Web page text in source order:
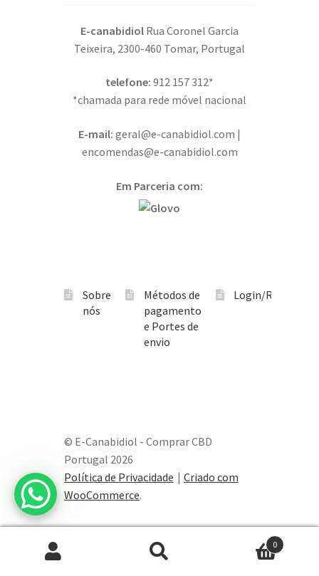
E-canabidiol Rua Coronel Garcia
Teixeira, 2300-460 Tomar, Portugal
telefone: 912 157 312*
*chamada para rede móvel nacional
E-mail: geral@e-canabidiol.com |
encomendas@e-canabidiol.com
Em Parceria com:
Sobre
nós
Métodos de
pagamento
e Portes de
envio
Login/Registo
© E-Canabidiol - Comprar CBD
Portugal 2026
Política de Privacidade
Criado com
WooCommerce.
Pesquisar
Pesquisa
0